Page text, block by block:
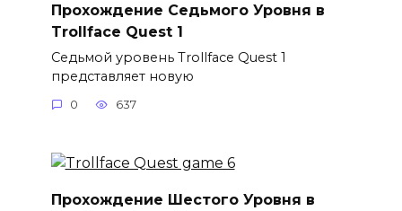
Прохождение Седьмого Уровня в
Trollface Quest 1
Седьмой уровень Trollface Quest 1
представляет новую
0 637
Прохождение Шестого Уровня в